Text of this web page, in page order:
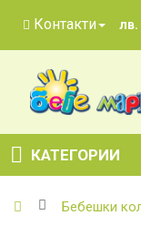
Контакти лв.
КАТЕГОРИИ
Бебешки